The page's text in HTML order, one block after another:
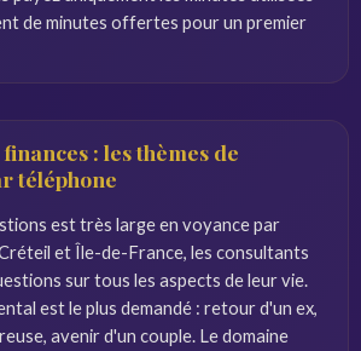
de minutes offertes pour un premier
: les thèmes de
téléphone
est très large en voyance par
et Île-de-France, les consultants
sur tous les aspects de leur vie.
est le plus demandé : retour d'un ex,
avenir d'un couple. Le domaine